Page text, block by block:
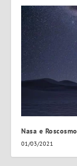
Nasa e
01/03/2021